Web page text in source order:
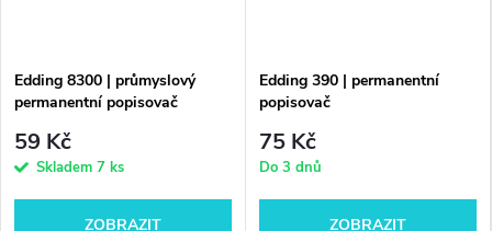
Edding 8300 | průmyslový
permanentní popisovač
59 Kč
Skladem 7 ks
ZOBRAZIT
Edding 390 | permanentní
popisovač
75 Kč
Do 3 dnů
ZOBRAZIT